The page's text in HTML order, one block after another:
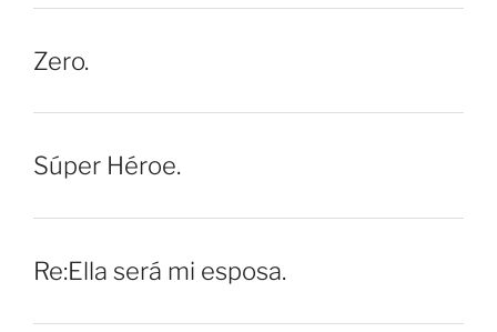
Zero.
Súper Héroe.
Re:Ella será mi esposa.